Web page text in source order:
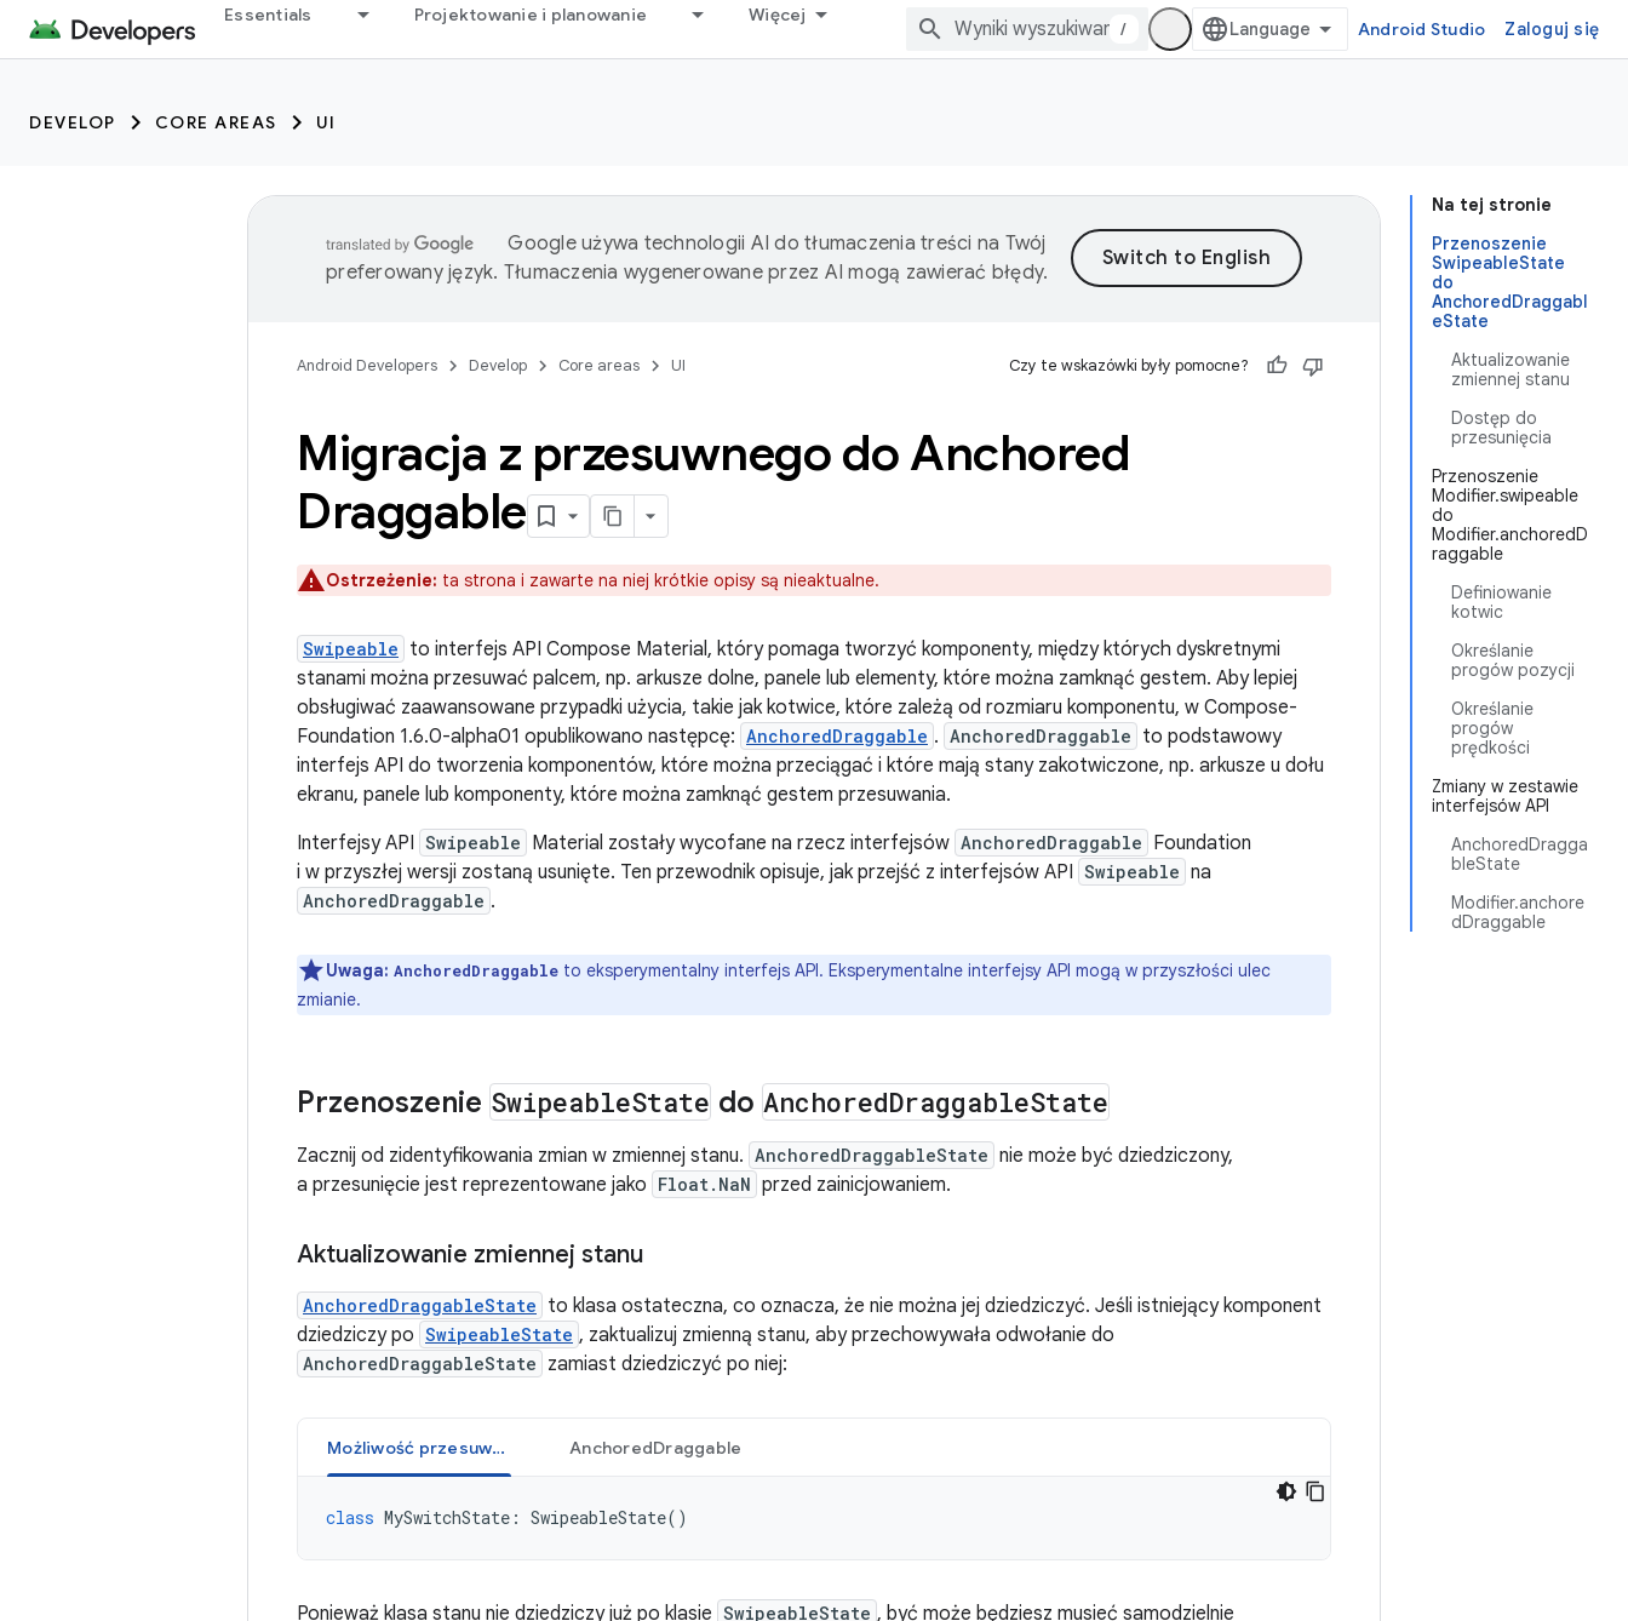
Essentials Projektowanie i planowanie Więcej
/ Android Studio Zaloguj się
DEVELOP CORE AREAS UI
Na tej stronie
Przenoszenie
SwipeableState
do
AnchoredDraggabl
eState
Aktualizowanie
zmiennej stanu
Dostęp do
przesunięcia
Przenoszenie
Modifier.swipeable
do
Modifier.anchoredD
raggable
Definiowanie
kotwic
Określanie
progów pozycji
Określanie
progów
prędkości
Zmiany w zestawie
interfejsów API
AnchoredDragga
bleState
Modifier.anchore
dDraggable
Google używa technologii AI do tłumaczenia treści na Twój
preferowany język. Tłumaczenia wygenerowane przez AI mogą zawierać błędy.
Android Developers Develop Core areas UI Czy te wskazówki były pomocne?
Migracja z przesuwnego do Anchored
Draggable
Ostrzeżenie: ta strona i zawarte na niej krótkie opisy są nieaktualne.
Swipeable to interfejs API Compose Material, który pomaga tworzyć komponenty, między których dyskretnymi
stanami można przesuwać palcem, np. arkusze dolne, panele lub elementy, które można zamknąć gestem. Aby lepiej
obsługiwać zaawansowane przypadki użycia, takie jak kotwice, które zależą od rozmiaru komponentu, w Compose-
Foundation 1.6.0-alpha01 opublikowano następcę: AnchoredDraggable . AnchoredDraggable to podstawowy
interfejs API do tworzenia komponentów, które można przeciągać i które mają stany zakotwiczone, np. arkusze u dołu
ekranu, panele lub komponenty, które można zamknąć gestem przesuwania.
Interfejsy API Swipeable Material zostały wycofane na rzecz interfejsów AnchoredDraggable Foundation
i w przyszłej wersji zostaną usunięte. Ten przewodnik opisuje, jak przejść z interfejsów API Swipeable na
AnchoredDraggable .
Uwaga: AnchoredDraggable to eksperymentalny interfejs API. Eksperymentalne interfejsy API mogą w przyszłości ulec
zmianie.
Przenoszenie SwipeableState do AnchoredDraggableState
Zacznij od zidentyfikowania zmian w zmiennej stanu. AnchoredDraggableState nie może być dziedziczony,
a przesunięcie jest reprezentowane jako Float.NaN przed zainicjowaniem.
Aktualizowanie zmiennej stanu
AnchoredDraggableState to klasa ostateczna, co oznacza, że nie można jej dziedziczyć. Jeśli istniejący komponent
dziedziczy po SwipeableState , zaktualizuj zmienną stanu, aby przechowywała odwołanie do
AnchoredDraggableState zamiast dziedziczyć po niej:
Możliwość przesuwania AnchoredDraggable
class MySwitchState: SwipeableState
Ponieważ klasa stanu nie dziedziczy już po klasie SwipeableState , być może będziesz musieć samodzielnie